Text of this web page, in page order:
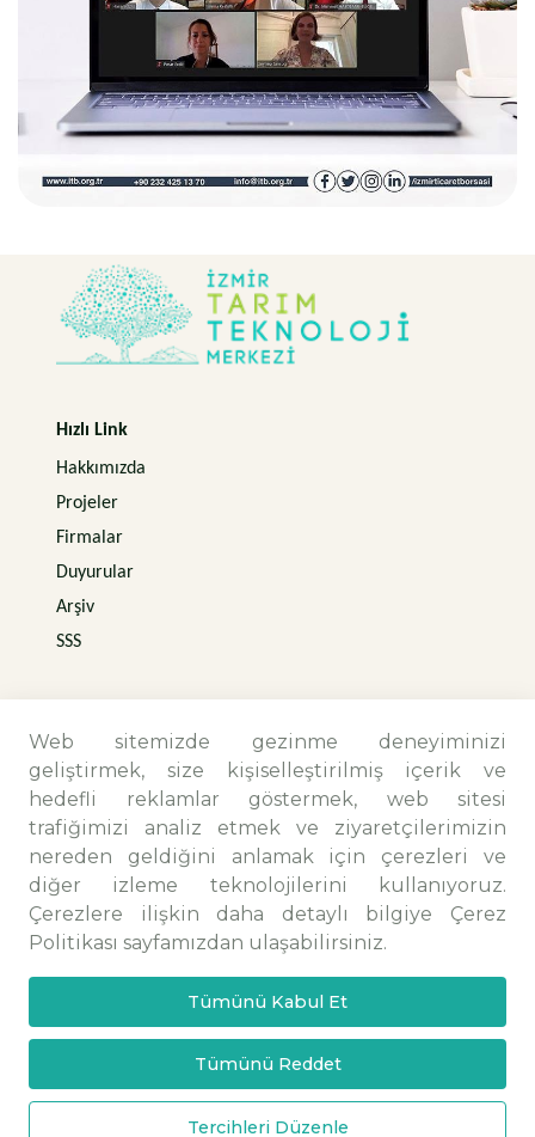
Web sitemizde gezinme deneyiminizi
geliştirmek, size kişiselleştirilmiş içerik ve
hedefli reklamlar göstermek, web sitesi
trafiğimizi analiz etmek ve ziyaretçilerimizin
nereden geldiğini anlamak için çerezleri ve
diğer izleme teknolojilerini kullanıyoruz.
Çerezlere ilişkin daha detaylı bilgiye Çerez
Politikası sayfamızdan ulaşabilirsiniz.
Tümünü Kabul Et
Tümünü Reddet
Tercihleri Düzenle
Hızlı Link
Hakkımızda
Projeler
Firmalar
Duyurular
Arşiv
SSS
İletişim Bilgileri
Camiikebir Mah. Menemen Maltepe Yolu Sk.
No:25/4 Menemen/İZMİR
+90 (232) 831 48 86 - 832 48 86
info@ittm.com.tr
Copyright © 2025 İTTM. Tüm hakları saklıdır.